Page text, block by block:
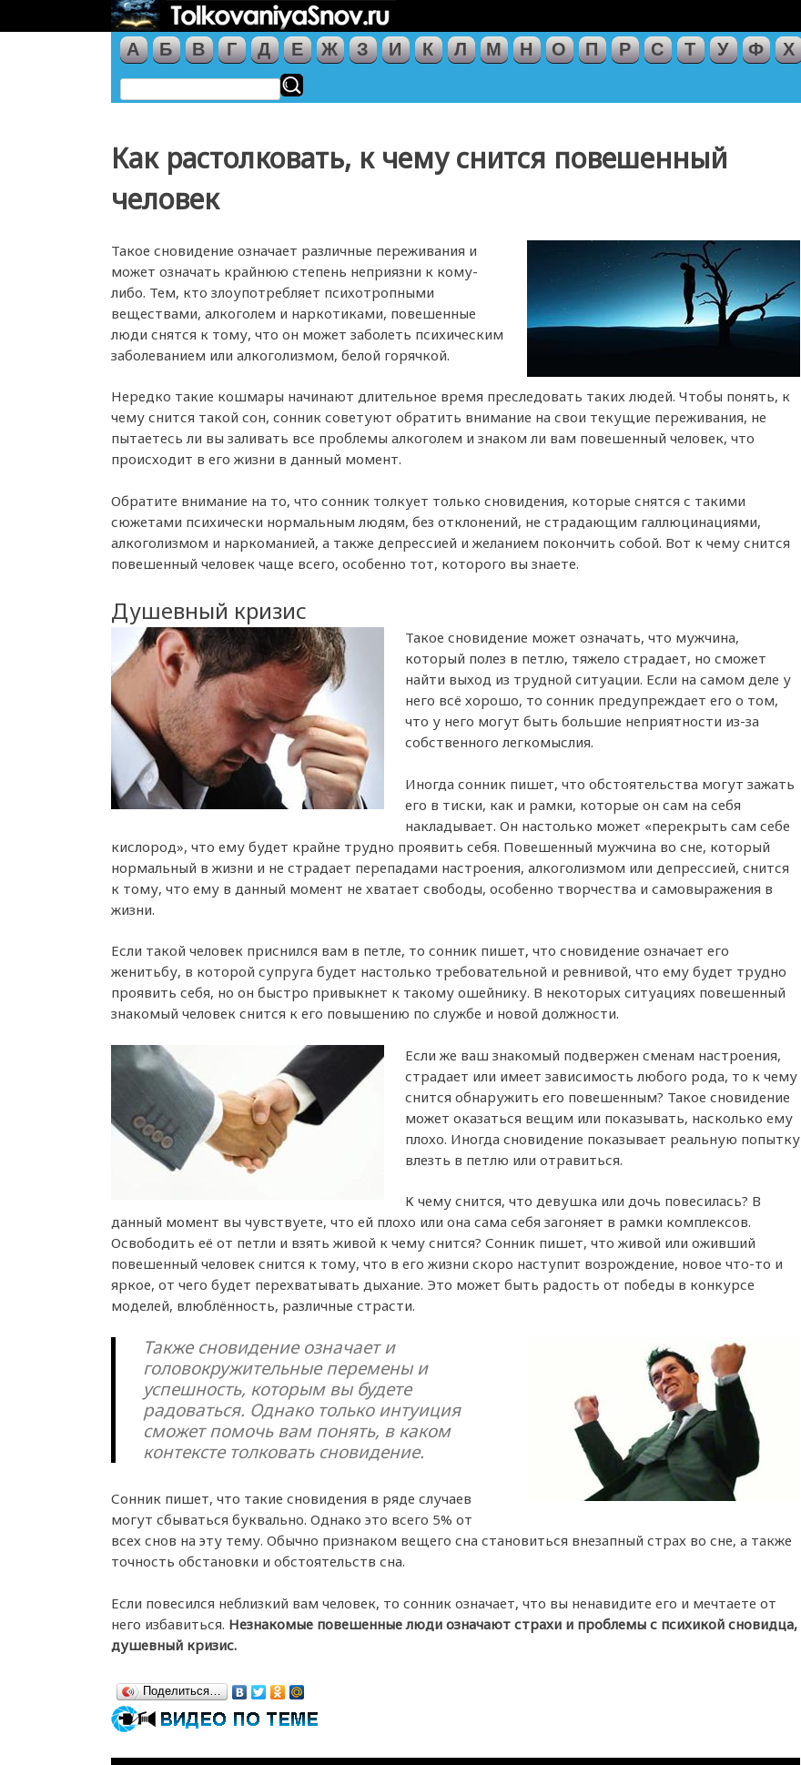
А Б В Г Д Е Ж З И К Л М Н О П Р С Т У Ф Х
Как растолковать, к чему снится повешенный
человек
Такое сновидение означает различные переживания и
может означать крайнюю степень неприязни к кому-
либо. Тем, кто злоупотребляет психотропными
веществами, алкоголем и наркотиками, повешенные
люди снятся к тому, что он может заболеть психическим
заболеванием или алкоголизмом, белой горячкой.
Нередко такие кошмары начинают длительное время преследовать таких людей. Чтобы понять, к
чему снится такой сон, сонник советуют обратить внимание на свои текущие переживания, не
пытаетесь ли вы заливать все проблемы алкоголем и знаком ли вам повешенный человек, что
происходит в его жизни в данный момент.
Обратите внимание на то, что сонник толкует только сновидения, которые снятся с такими
сюжетами психически нормальным людям, без отклонений, не страдающим галлюцинациями,
алкоголизмом и наркоманией, а также депрессией и желанием покончить собой. Вот к чему снится
повешенный человек чаще всего, особенно тот, которого вы знаете.
Душевный кризис
Такое сновидение может означать, что мужчина,
который полез в петлю, тяжело страдает, но сможет
найти выход из трудной ситуации. Если на самом деле у
него всё хорошо, то сонник предупреждает его о том,
что у него могут быть большие неприятности из-за
собственного легкомыслия.
Иногда сонник пишет, что обстоятельства могут зажать
его в тиски, как и рамки, которые он сам на себя
накладывает. Он настолько может «перекрыть сам себе
кислород», что ему будет крайне трудно проявить себя. Повешенный мужчина во сне, который
нормальный в жизни и не страдает перепадами настроения, алкоголизмом или депрессией, снится
к тому, что ему в данный момент не хватает свободы, особенно творчества и самовыражения в
жизни.
Если такой человек приснился вам в петле, то сонник пишет, что сновидение означает его
женитьбу, в которой супруга будет настолько требовательной и ревнивой, что ему будет трудно
проявить себя, но он быстро привыкнет к такому ошейнику. В некоторых ситуациях повешенный
знакомый человек снится к его повышению по службе и новой должности.
Если же ваш знакомый подвержен сменам настроения,
страдает или имеет зависимость любого рода, то к чему
снится обнаружить его повешенным? Такое сновидение
может оказаться вещим или показывать, насколько ему
плохо. Иногда сновидение показывает реальную попытку
влезть в петлю или отравиться.
К чему снится, что девушка или дочь повесилась? В
данный момент вы чувствуете, что ей плохо или она сама себя загоняет в рамки комплексов.
Освободить её от петли и взять живой к чему снится? Сонник пишет, что живой или оживший
повешенный человек снится к тому, что в его жизни скоро наступит возрождение, новое что-то и
яркое, от чего будет перехватывать дыхание. Это может быть радость от победы в конкурсе
моделей, влюблённость, различные страсти.
Также сновидение означает и
головокружительные перемены и
успешность, которым вы будете
радоваться. Однако только интуиция
сможет помочь вам понять, в каком
контексте толковать сновидение.
Сонник пишет, что такие сновидения в ряде случаев
могут сбываться буквально. Однако это всего 5% от
всех снов на эту тему. Обычно признаком вещего сна становиться внезапный страх во сне, а также
точность обстановки и обстоятельств сна.
Если повесился неблизкий вам человек, то сонник означает, что вы ненавидите его и мечтаете от
него избавиться. Незнакомые повешенные люди означают страхи и проблемы с психикой сновидца,
душевный кризис.
Поделиться…